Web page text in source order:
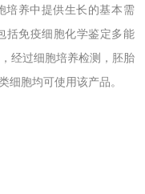
培养中提供生长的基本需
括免疫细胞化学鉴定多能
经过细胞培养检测，胚胎
细胞均可使用该产品。